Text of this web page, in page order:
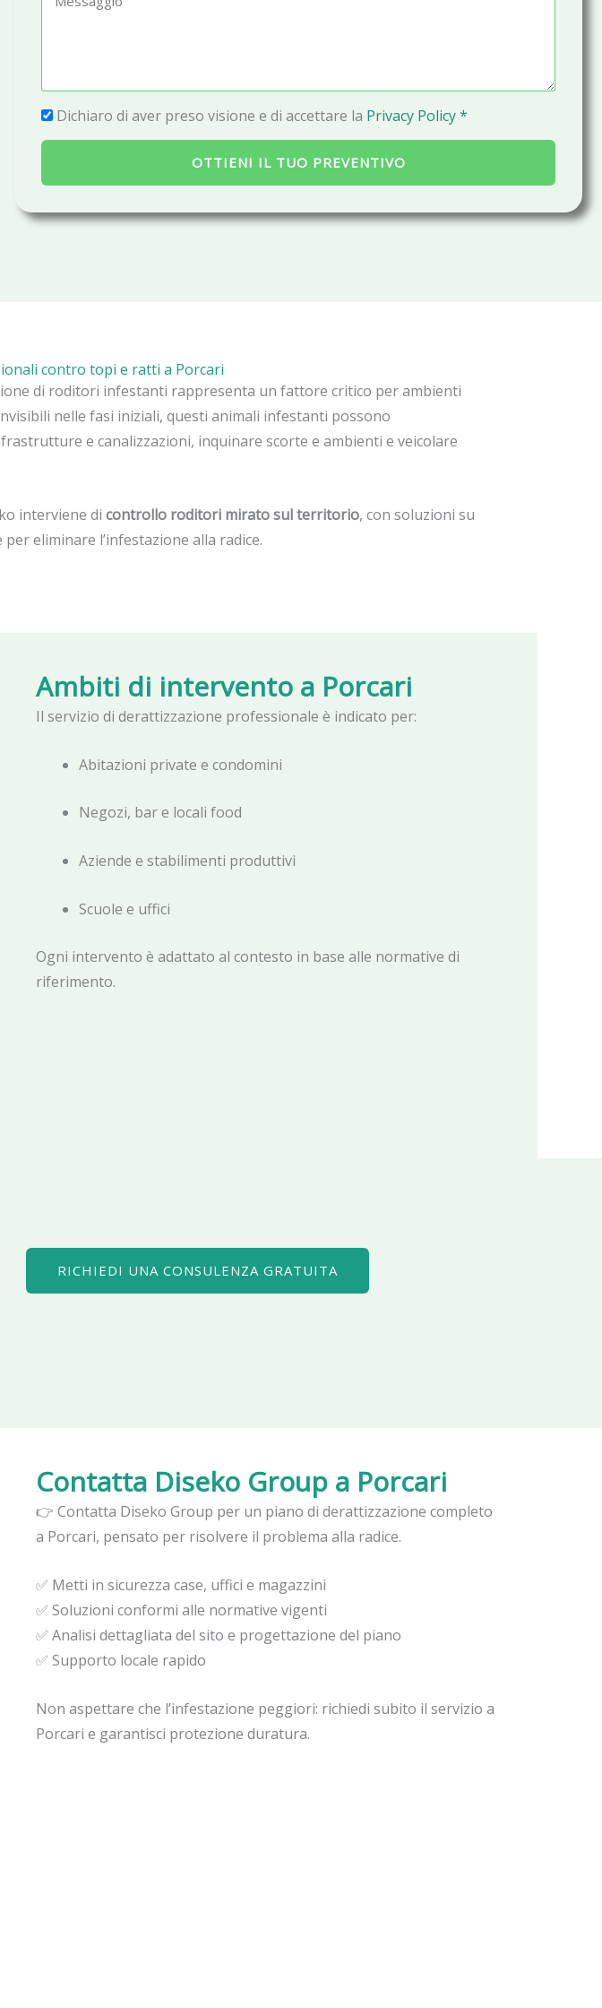
n
o
g
g
P
r
v
a
Dichiaro di aver preso visione e di accettare la Privacy Policy *
OTTIENI IL TUO PREVENTIVO
contro topi e ratti a Porcari
di roditori infestanti rappresenta un fattore critico per ambienti
nelle fasi iniziali, questi animali infestanti possono
e canalizzazioni, inquinare scorte e ambienti e veicolare
interviene dicontrollo roditori mirato sul territorio, con soluzioni su
eliminare l’infestazione alla radice.
Ambiti di intervento a Porcari
Il servizio di derattizzazione professionale è indicato per:
Abitazioni private e condomini
Negozi, bar e locali food
Aziende e stabilimenti produttivi
Scuole e uffici
Ogni intervento è adattato al contesto in base alle normative di
riferimento.
RICHIEDI UNA CONSULENZA GRATUITA
Contatta Diseko Group a Porcari
👉 Contatta Diseko Group per un piano di derattizzazione completo
a Porcari, pensato per risolvere il problema alla radice.
✅ Metti in sicurezza case, uffici e magazzini
✅ Soluzioni conformi alle normative vigenti
✅ Analisi dettagliata del sito e progettazione del piano
✅ Supporto locale rapido
Non aspettare che l’infestazione peggiori: richiedi subito il servizio a
Porcari e garantisci protezione duratura.